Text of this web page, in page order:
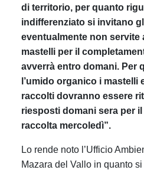
di territorio, per quanto
indifferenziato si invitano
eventualmente non servite
mastelli per il
avverrà entro domani. Per
l’umido organico i mastelli
raccolti dovranno essere
riesposti domani sera per
raccolta mercoledì”.
Lo rende noto l’Ufficio
Mazara del Vallo in quanto